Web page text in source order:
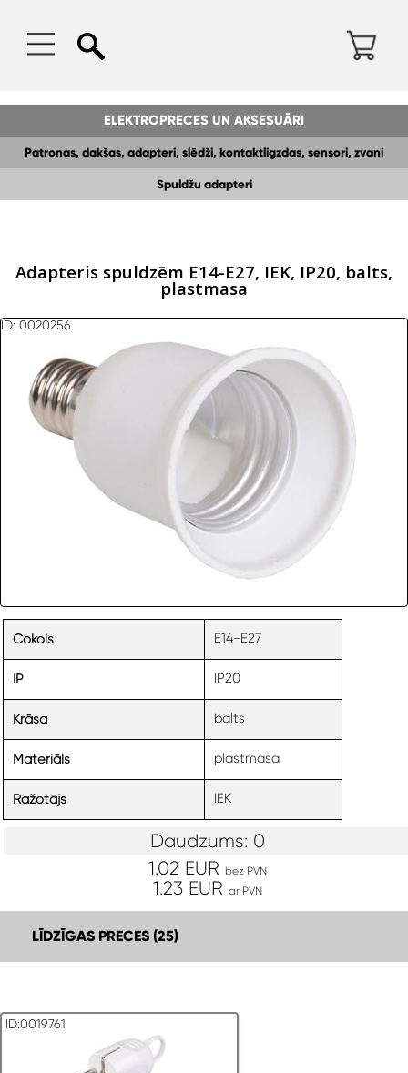
ELEKTROPRECES UN AKSESUĀRI
Patronas, dakšas, adapteri, slēdži, kontaktligzdas, sensori, zvani
Spuldžu adapteri
Adapteris spuldzēm E14-E27, IEK, IP20, balts,
plastmasa
ID: 0020256
Cokols E14-E27
IP IP20
Krāsa balts
Materiāls plastmasa
Ražotājs IEK
Daudzums: 0
1.02 EUR bez PVN
1.23 EUR ar PVN
LĪDZĪGAS PRECES (25)
ID:0019761